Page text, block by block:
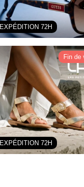
EXPÉDITION 72H
Fin de
EXPÉDITION 72H